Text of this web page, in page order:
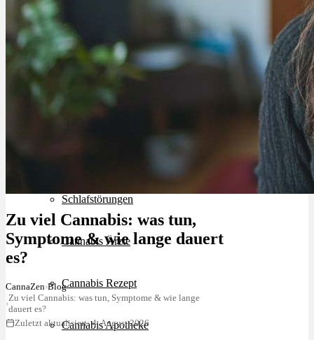
ADHS
Angststörungen
Schlafstörungen
Cannabis Ärzte
Cannabis Rezept
Cannabis Apotheke
Zu viel Cannabis: was tun,
Symptome & wie lange dauert
es?
CannaZen›Blog
›
Zu viel Cannabis: was tun, Symptome & wie lange
dauert es?
Zuletzt aktualisiert: 4. August 2026